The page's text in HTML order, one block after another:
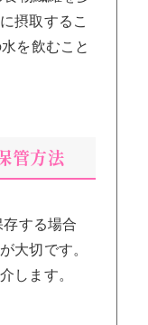
摂取するこ
を飲むこと
管方法
する場合
大切です。
します。